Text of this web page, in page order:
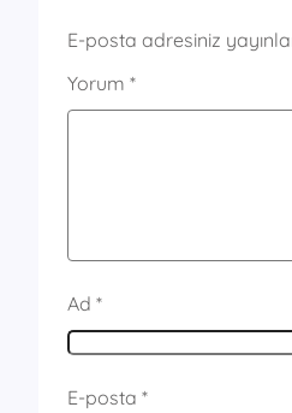
E-posta adresiniz
Yorum *
Ad *
E-posta *